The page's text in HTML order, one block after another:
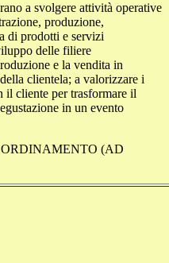
a svolgere attività operative
produzione,
di prodotti e servizi
delle filiere
e la vendita in
clientela; a valorizzare i
cliente per trasformare il
in un evento
(AD